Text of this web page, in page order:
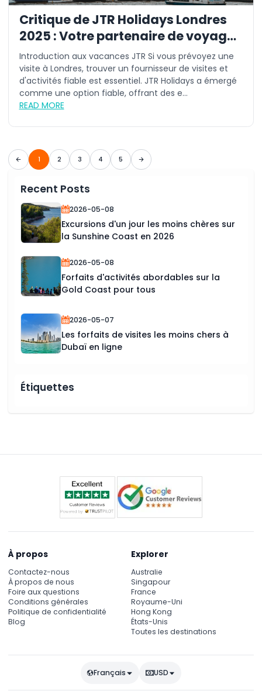
Critique de JTR Holidays Londres
2025 : Votre partenaire de voyage
de confiance
Introduction aux vacances JTR Si vous prévoyez une
visite à Londres, trouver un fournisseur de visites et
d'activités fiable est essentiel. JTR Holidays a émergé
comme une option fiable, offrant des e...
READ MORE
1 2 3 4 5
Recent Posts
2026-05-08
Excursions d'un jour les moins chères sur
la Sunshine Coast en 2026
2026-05-08
Forfaits d'activités abordables sur la
Gold Coast pour tous
2026-05-07
Les forfaits de visites les moins chers à
Dubaï en ligne
Étiquettes
À propos
Contactez-nous
À propos de nous
Foire aux questions
Conditions générales
Politique de confidentialité
Blog
Explorer
Australie
Singapour
France
Royaume-Uni
Hong Kong
États-Unis
Toutes les destinations
Français USD